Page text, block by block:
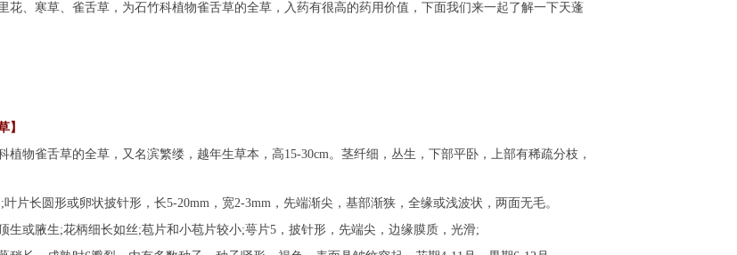
、寒草、雀舌草，为石竹科植物雀舌草的全草，入药有很高的药用价值，下面我们来一起了解一下天蓬
物雀舌草的全草，又名滨繁缕，越年生草本，高15-30cm。茎纤细，丛生，下部平卧，上部有稀疏分枝，
长圆形或卵状披针形，长5-20mm，宽2-3mm，先端渐尖，基部渐狭，全缘或浅波状，两面无毛。
或腋生;花柄细长如丝;苞片和小苞片较小;萼片5，披针形，先端尖，边缘膜质，光滑;